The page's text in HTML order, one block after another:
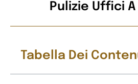
Pulizie Uffici
Tabella Dei